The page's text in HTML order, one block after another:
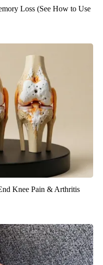
Loss (See How to Use
Knee Pain & Arthritis